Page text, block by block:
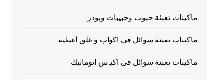
ماكينات تعبئة حبوب وحبيبات وبودر
ماكينات تعبئة سوائل فى اكواب و غلق أغطية
ماكينات تعبئة سوائل فى اكياس اتوماتيك